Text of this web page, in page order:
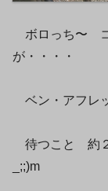
ボロっち〜
が・・・・
ベン・アフレ
待つこと 約
_;;)m